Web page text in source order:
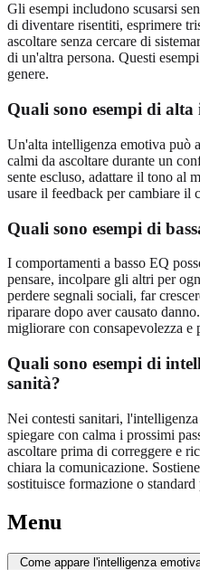
Gli esempi includono scusarsi
di diventare risentiti, esprimere
ascoltare senza cercare di
di un'altra persona. Questi
genere.
Quali sono esempi di
Un'alta intelligenza emotiva può
calmi da ascoltare durante un
sente escluso, adattare il tono al
usare il feedback per cambiare il
Quali sono esempi di
I comportamenti a basso EQ
pensare, incolpare gli altri per
perdere segnali sociali, far
riparare dopo aver causato
migliorare con consapevolezza e
Quali sono esempi di
sanità?
Nei contesti sanitari,
spiegare con calma i prossimi
ascoltare prima di correggere e
chiara la comunicazione.
sostituisce formazione o
Menu
Come appare l'intelligenza